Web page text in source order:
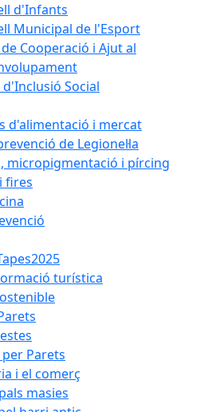
d'Infants
Municipal de l'Esport
Cooperació i Ajut al
d'Inclusió Social
d'alimentació i mercat
de Legionel·la
micropigmentació i pírcing
fires
turística
Parets
i el comerç
masies